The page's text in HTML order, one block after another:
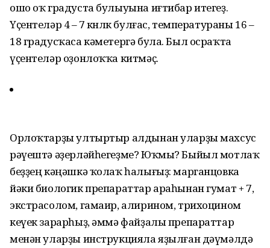
ошо оҡ градуста булыуына иғтибар итегеҙ.
Үҫентеләр 4 – 7 көнлөк булғас, температураны 16 –
18 градусҡаса кәметергә була. Был осраҡта
үҫентеләр оҙонлоҡҡа китмәҫ.
Орлоҡтарҙы ултыртыр алдынан уларҙы махсус
рәүештә әҙерләйһегеҙме? Юҡмы? Быйыл мотлаҡ
беҙҙең кәңәшкә ҡолаҡ һалығыҙ: марганцовка
йәки биологик препараттар араһынан гумат + 7,
экстрасолом, гамаир, алирином, трихоцином
кеүек зарарһыҙ, әммә файҙалы препараттар
менән уларҙы инструкцияла яҙылған дәүмәлдә